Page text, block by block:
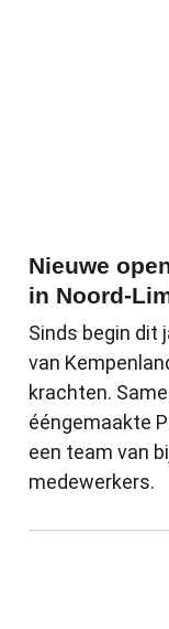
Nieuwe
in Noord-
Sinds begin dit
van
krachten.
ééngemaakte
een team van
medewerkers.